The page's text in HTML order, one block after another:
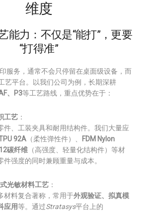
维度
能力：不仅是“能打”，更要
“打得准”
服务，通常不会只停留在桌面级设备，而
艺平台。以我们公司为例，长期深耕
、P3等工艺路线，重点优势在于：
工艺 ：
件、工装夹具和耐用结构件。我们大量应
92A （柔性弹性件）、
FDM Nylon
碳纤维 （高强度、轻量化结构件）等材
件强度的同时兼顾重量与成本。
光敏材料工艺 ：
材料复合著称，常用于外观验证、拟真模
应用等。通过Stratasys平台上的